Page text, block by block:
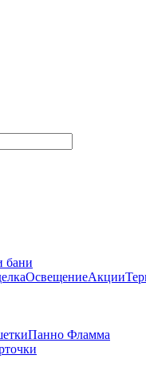
бани
ОсвещениеАкции
Панно Фламма